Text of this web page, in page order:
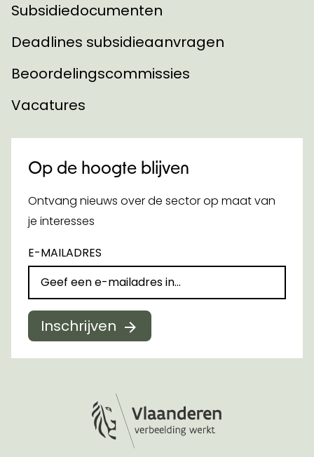
Subsidiedocumenten
Deadlines subsidieaanvragen
Beoordelingscommissies
Vacatures
Op de hoogte blijven
Ontvang nieuws over de sector op maat van
je interesses
E-MAILADRES
Inschrijven